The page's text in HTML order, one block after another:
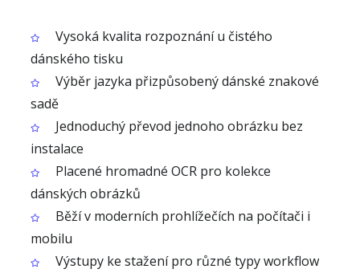
Vysoká kvalita rozpoznání u čistého
dánského tisku
Výběr jazyka přizpůsobený dánské znakové
sadě
Jednoduchý převod jednoho obrázku bez
instalace
Placené hromadné OCR pro kolekce
dánských obrázků
Běží v moderních prohlížečích na počítači i
mobilu
Výstupy ke stažení pro různé typy workflow